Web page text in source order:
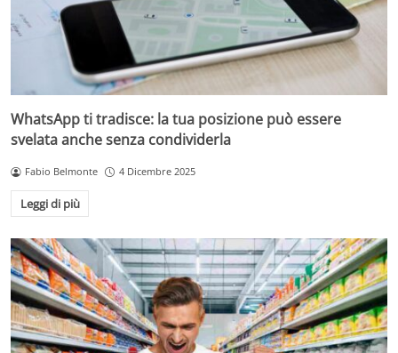
WhatsApp ti tradisce: la tua posizione può essere
svelata anche senza condividerla
Fabio Belmonte 4 Dicembre 2025
Leggi di più